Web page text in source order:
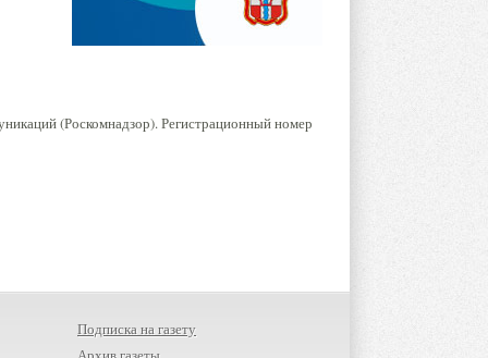
(Роскомнадзор). Регистрационный номер
Подписка на газету